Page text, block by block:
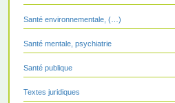
Santé environnementale, (…)
Santé mentale, psychiatrie
Santé publique
Textes juridiques